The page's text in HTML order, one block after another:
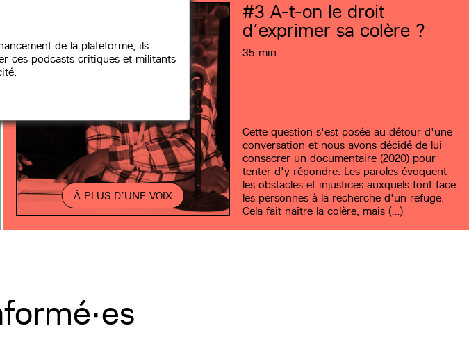
de la plateforme, ils
ces podcasts critiques et militants
À PLUS D’UNE VOIX
#3 A-t-on le droit
d’exprimer sa colère ?
35 min
Cette question s'est posée au détour d'une
conversation et nous avons décidé de lui
consacrer un documentaire (2020) pour
tenter d'y répondre. Les paroles évoquent
les obstacles et injustices auxquels font face
les personnes à la recherche d'un refuge.
Cela fait naître la colère, mais (…)